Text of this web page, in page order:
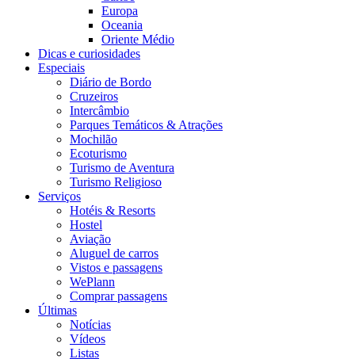
Europa
Oceania
Oriente Médio
Dicas e curiosidades
Especiais
Diário de Bordo
Cruzeiros
Intercâmbio
Parques Temáticos & Atrações
Mochilão
Ecoturismo
Turismo de Aventura
Turismo Religioso
Serviços
Hotéis & Resorts
Hostel
Aviação
Aluguel de carros
Vistos e passagens
WePlann
Comprar passagens
Últimas
Notícias
Vídeos
Listas